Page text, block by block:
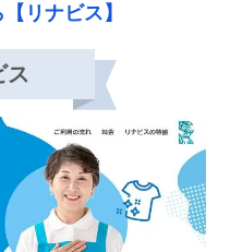
リナビス】
ス